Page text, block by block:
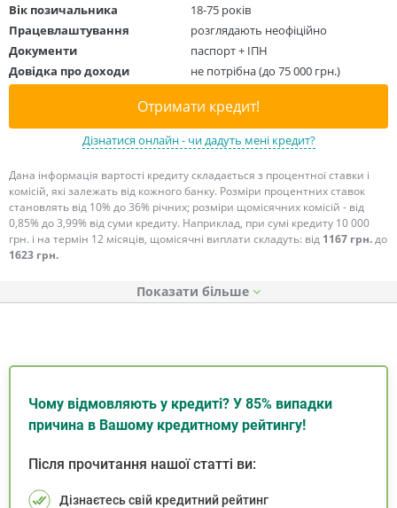
Вік позичальника
18-75 років
Працевлаштування
розглядають неофіційно
Документи
паспорт + ІПН
Довідка про доходи
не потрібна (до 75 000 грн.)
Отримати кредит!
Дізнатися онлайн - чи дадуть мені кредит?
Дана інформація вартості кредиту складається з процентної ставки і
комісій, які залежать від кожного банку. Розміри процентних ставок
становлять від 10% до 36% річних; розміри щомісячних комісій - від
0,85% до 3,99% від суми кредиту. Наприклад, при сумі кредиту 10 000
грн. і на термін 12 місяців, щомісячні виплати складуть: від 1167 грн.до
1623 грн.
Показати
Чому відмовляють у кредиті? У 85% випадки
причина в Вашому кредитному рейтингу!
Після прочитання нашої статті ви:
Дізнаєтесь свій кредитний рейтинг